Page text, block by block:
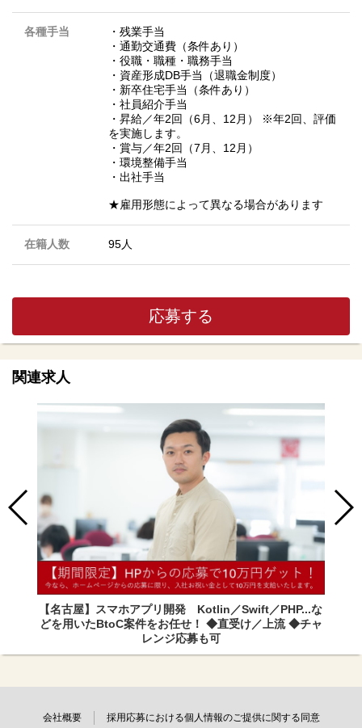
各種手当
・残業手当
・通勤交通費（条件あり）
・役職・職種・職務手当
・資産形成DB手当（退職金制度）
・新卒住宅手当（条件あり）
・社員紹介手当
・昇給／年2回（6月、12月） ※年2回、評価
を実施します。
・賞与／年2回（7月、12月）
・環境整備手当
・出社手当
★雇用形態によって異なる場合があります
在籍人数 95人
応募する
関連求人
【名古屋】スマホアプリ開発 Kotlin／Swift／PHP...な
どを用いたBtoC案件をお任せ！ ◆直受け／上流 ◆チャ
レンジ応募も可
会社概要 採用応募における個人情報のご提供に関する同意